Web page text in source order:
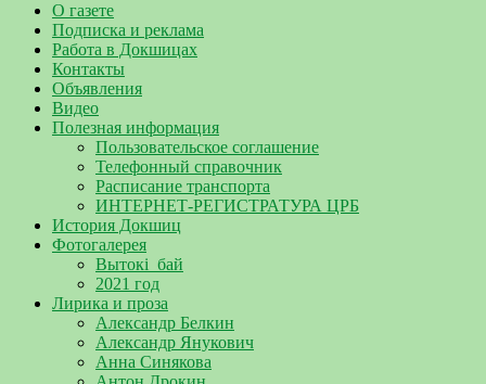
О газете
Подписка и реклама
Работа в Докшицах
Контакты
Объявления
Видео
Полезная информация
Пользовательское соглашение
Телефонный справочник
Расписание транспорта
ИНТЕРНЕТ-РЕГИСТРАТУРА ЦРБ
История Докшиц
Фотогалерея
Вытокі_бай
2021 год
Лирика и проза
Александр Белкин
Александр Янукович
Анна Синякова